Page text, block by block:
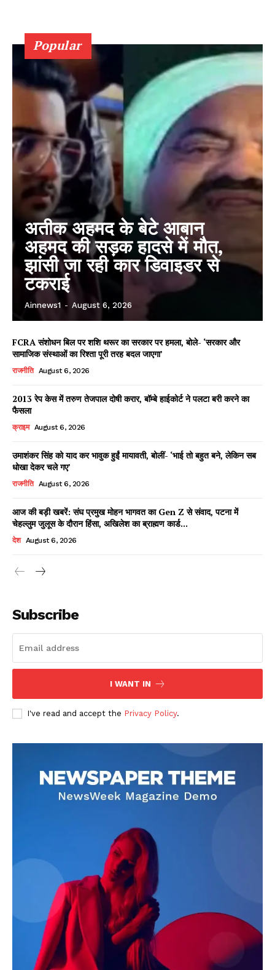
Facebook
X WhatsApp
Share
Read Latest News on AIN
AIN NEWS 1
Contact Us
Privacy Policy
Terms of Use Agreement
Facebook
X WhatsApp
Share
Popular
अतीक अहमद के बेटे आबान
अहमद की सड़क हादसे में मौत,
झांसी जा रही कार डिवाइडर से
टकराई
Ainnews1 - August 6, 2026
FCRA संशोधन बिल पर शशि थरूर का सरकार पर हमला, बोले- ‘सरकार और
सामाजिक संस्थाओं का रिश्ता पूरी तरह बदल जाएगा’
राजनीति August 6, 2026
2013 रेप केस में तरुण तेजपाल दोषी करार, बॉम्बे हाईकोर्ट ने पलटा बरी करने का
फैसला
क्राइम August 6, 2026
उमाशंकर सिंह को याद कर भावुक हुईं मायावती, बोलीं- ‘भाई तो बहुत बने, लेकिन सब
धोखा देकर चले गए’
राजनीति August 6, 2026
आज की बड़ी खबरें: संघ प्रमुख मोहन भागवत का Gen Z से संवाद, पटना में
चेहल्लुम जुलूस के दौरान हिंसा, अखिलेश का ब्राह्मण कार्ड...
देश August 6, 2026
Subscribe
I WANT IN
I've read and accept the Privacy Policy.